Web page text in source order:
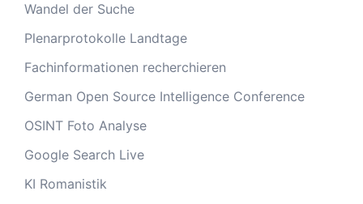
Wandel der Suche
Plenarprotokolle Landtage
Fachinformationen recherchieren
German Open Source Intelligence Conference
OSINT Foto Analyse
Google Search Live
KI Romanistik